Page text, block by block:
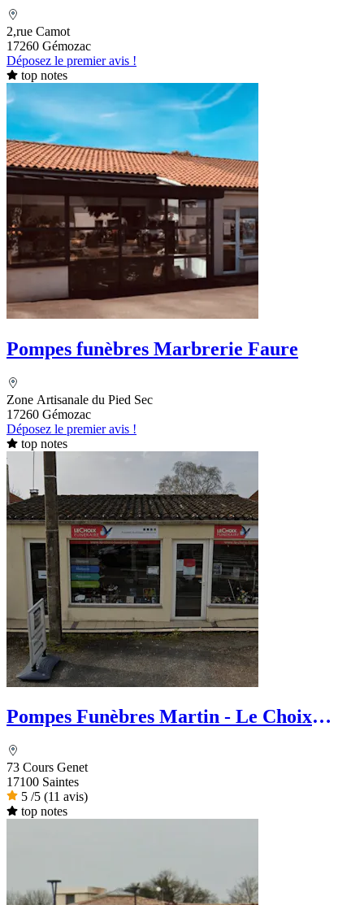
2,rue Camot
17260 Gémozac
Déposez le premier avis !
top notes
Pompes funèbres Marbrerie Faure
Zone Artisanale du Pied Sec
17260 Gémozac
Déposez le premier avis !
top notes
Pompes Funèbres Martin - Le Choix
73 Cours Genet
17100 Saintes
5 /5 (11 avis)
top notes